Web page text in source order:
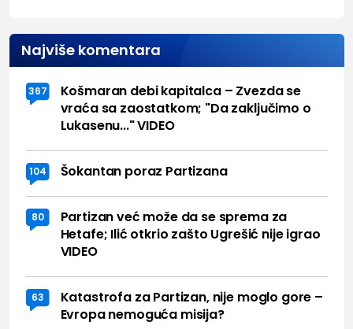
Najviše komentara
367
Košmaran debi kapitalca – Zvezda se
vraća sa zaostatkom; "Da zaključimo o
Lukasenu..." VIDEO
104 Šokantan poraz Partizana
80
Partizan već može da se sprema za
Hetafe; Ilić otkrio zašto Ugrešić nije igrao
VIDEO
63
Katastrofa za Partizan, nije moglo gore –
Evropa nemoguća misija?